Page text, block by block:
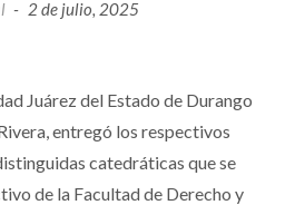
- 2 de julio, 2025
Juárez del Estado de Durango
entregó los respectivos
catedráticas que se
de la Facultad de Derecho y